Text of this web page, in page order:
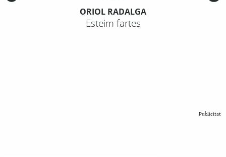
ORIOL RADALGA
Esteim fartes
Publicitat